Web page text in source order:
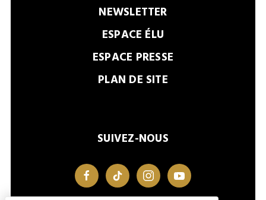
NEWSLETTER
ESPACE ÉLU
ESPACE PRESSE
PLAN DE SITE
SUIVEZ-NOUS
facebooktiktok instagramyoutube